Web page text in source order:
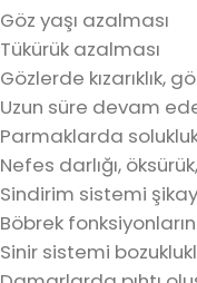
Göz yaşı azalması
Tükürük azalması
Gözlerde kızarıklık,
Uzun süre devam
Parmaklarda
Nefes darlığı,
Sindirim sistemi
Böbrek
Sinir sistemi